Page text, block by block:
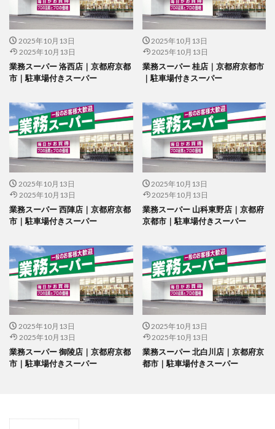
2025年10月13日
2025年10月13日
業務スーパー 洛西店｜京都府京都
市｜駐車場付きスーパー
2025年10月13日
2025年10月13日
業務スーパー 桂店｜京都府京都市
｜駐車場付きスーパー
2025年10月13日
2025年10月13日
業務スーパー 西陣店｜京都府京都
市｜駐車場付きスーパー
2025年10月13日
2025年10月13日
業務スーパー 山科東野店｜京都府
京都市｜駐車場付きスーパー
2025年10月13日
2025年10月13日
業務スーパー 御陵店｜京都府京都
市｜駐車場付きスーパー
2025年10月13日
2025年10月13日
業務スーパー 北白川店｜京都府京
都市｜駐車場付きスーパー